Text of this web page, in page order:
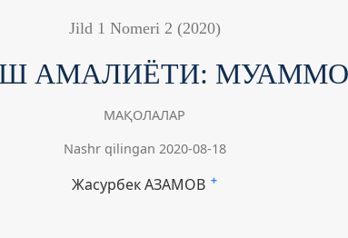
Jild 1 Nomeri 2 (2020)
АМАЛИЁТИ:
МАҚОЛАЛАР
Nashr qilingan 2020-08-18
Жасурбек АЗАМОВ +